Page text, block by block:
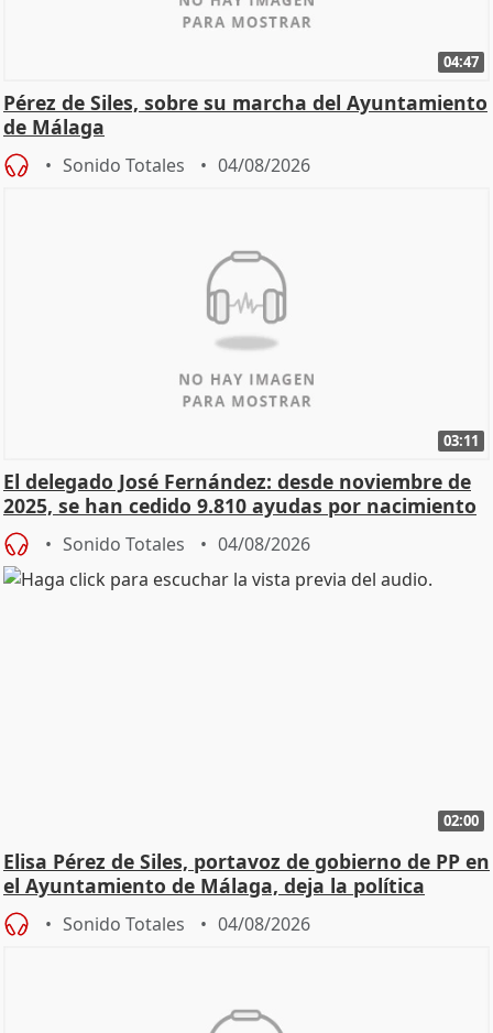
04:47
Pérez de Siles, sobre su marcha del Ayuntamiento
de Málaga
Sonido Totales 04/08/2026
03:11
El delegado José Fernández: desde noviembre de
2025, se han cedido 9.810 ayudas por nacimiento
Sonido Totales 04/08/2026
02:00
Elisa Pérez de Siles, portavoz de gobierno de PP en
el Ayuntamiento de Málaga, deja la política
Sonido Totales 04/08/2026